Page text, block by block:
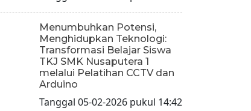
Menumbuhkan Potensi,
Menghidupkan Teknologi:
Transformasi Belajar Siswa
TKJ SMK Nusaputera 1
melalui Pelatihan CCTV dan
Arduino
Tanggal 05-02-2026 pukul 14:42